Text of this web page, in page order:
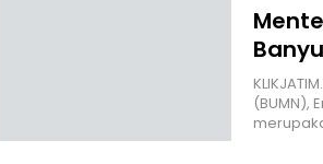
(BUMN),